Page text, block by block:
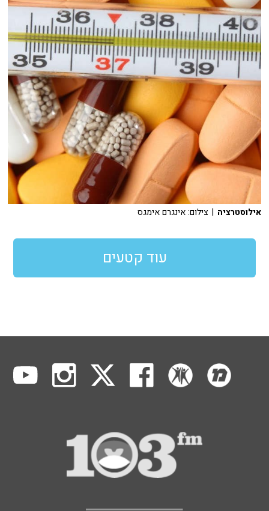
אילוסטרציה | צילום: אינגרם אימגס
עוד קטעים